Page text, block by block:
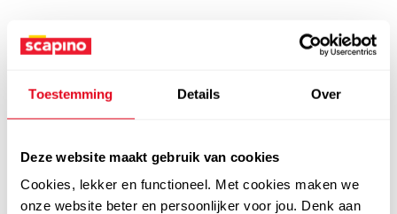
Toestemming Details Over
Deze website maakt gebruik van cookies
Cookies, lekker en functioneel. Met cookies maken we
onze website beter en persoonlijker voor jou. Denk aan